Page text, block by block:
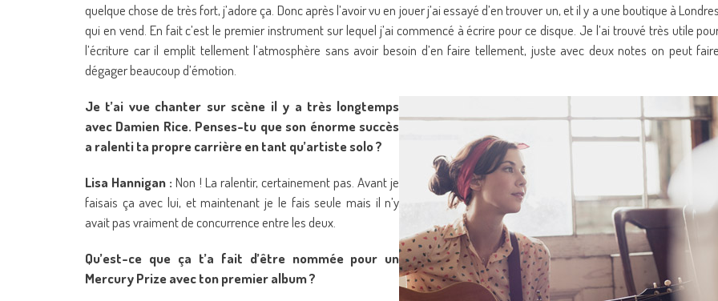
quelque chose de très fort, j’adore ça. Donc après l’avoir vu en jouer j’ai essayé d’en trouver un, et il y a une boutique à Londres
qui en vend. En fait c’est le premier instrument sur lequel j’ai commencé à écrire pour ce disque. Je l’ai trouvé très utile
l’écriture car il emplit tellement l’atmosphère sans avoir besoin d’en faire tellement, juste avec deux notes on peut faire
dégager beaucoup d’émotion.
Je t’ai vue chanter sur scène il y a très longtemps
avec Damien Rice. Penses-tu que son énorme succès
a ralenti ta propre carrière en tant qu’artiste solo ?
Lisa Hannigan : Non ! La ralentir, certainement pas. Avant je
faisais ça avec lui, et maintenant je le fais seule mais il n’y
avait pas vraiment de concurrence entre les deux.
Qu’est-ce que ça t’a fait d’être nommée pour un
Mercury Prize avec ton premier album ?